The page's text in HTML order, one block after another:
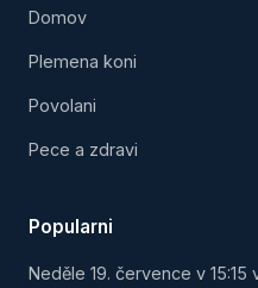
Domov
Plemena koni
Povolani
Pece a zdravi
Popularni
Neděle 19. července v